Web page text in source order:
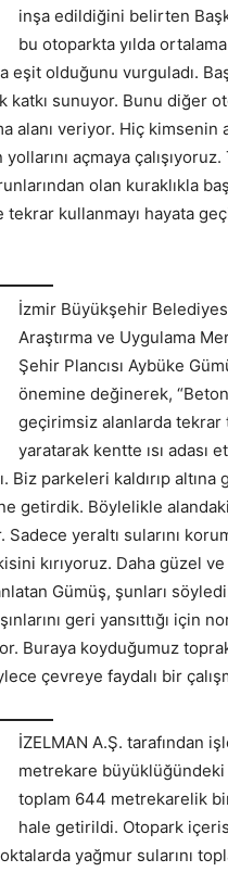
inşa edildiğini belirten
bu otoparkta yılda
olduğunu vurguladı.
sunuyor. Bunu diğer
alanı veriyor. Hiç kimsenin
açmaya
olan kuraklıkla
kullanmayı hayata
İzmir Büyükşehir
Araştırma ve Uygulama
Şehir Plancısı Aybüke
önemine değinerek,
geçirimsiz alanlarda
yaratarak kentte ısı adası
Biz parkeleri kaldırıp altına
getirdik. Böylelikle
yeraltı sularını
kırıyoruz. Daha güzel
Gümüş, şunları
geri yansıttığı için
Buraya koyduğumuz toprak
çevreye faydalı bir
İZELMAN A.Ş. tarafından
metrekare büyüklüğündeki
toplam 644 metrekarelik
hale getirildi. Otopark
yağmur sularını